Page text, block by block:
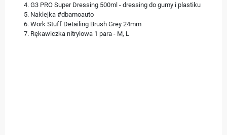
G3 PRO Super Dressing 500ml - dressing do gumy i plastiku
Naklejka #dbamoauto
Work Stuff Detailing Brush Grey 24mm
Rękawiczka nitrylowa 1 para - M, L